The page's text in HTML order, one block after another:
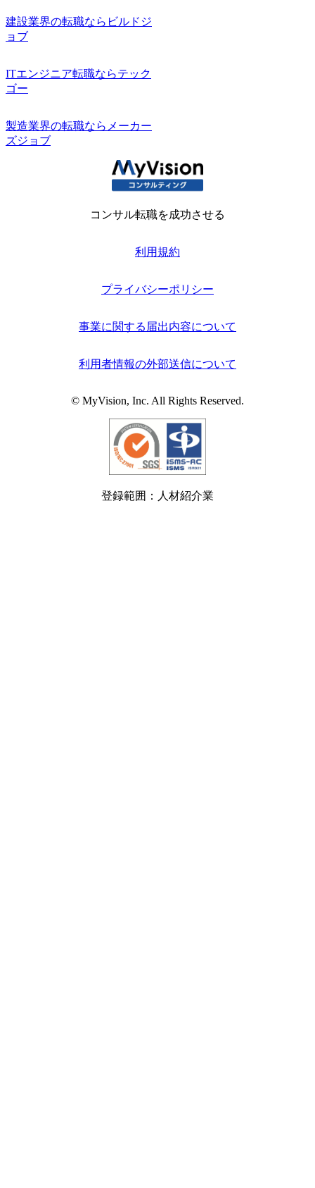
建設業界の転職ならビルドジ
ョブ
ITエンジニア転職ならテック
ゴー
製造業界の転職ならメーカー
ズジョブ
コンサル転職を成功させる
利用規約
プライバシーポリシー
事業に関する届出内容について
利用者情報の外部送信について
© MyVision, Inc. All Rights Reserved.
登録範囲：人材紹介業